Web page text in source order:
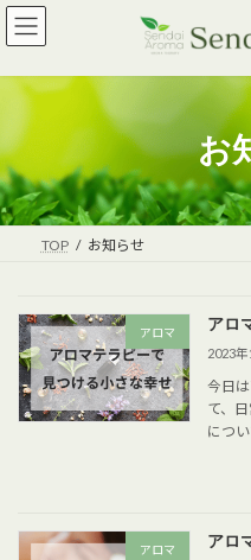
Skip
to
the
Skip
to
the
お
TOP お知らせ
アロマ アロ
2023
今日
て、
につ
アロマ アロ